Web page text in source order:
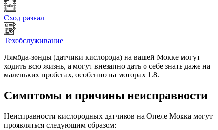
Сход-развал
Техобслуживание
Лямбда-зонды (датчики кислорода) на вашей Мокке могут
ходить всю жизнь, а могут внезапно дать о себе знать даже на
маленьких пробегах, особенно на моторах 1.8.
Симптомы и причины неисправности
Неисправности кислородных датчиков на Опеле Мокка могут
проявляться следующим образом: